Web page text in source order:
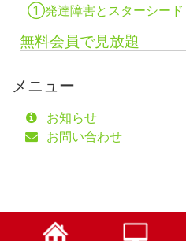
①発達障害とスターシード
無料会員で見放題
メニュー
お知らせ
お問い合わせ
©fifty-one